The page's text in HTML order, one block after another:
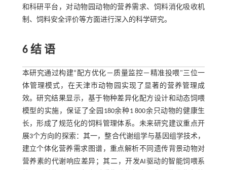
和科研平台，对动物园动物的营养需求、饲料消化吸收机
制、饲料安全评价等方面进行深入的科学研究。
6 结 语
本研究通过构建“配方优化－质量监控－精准投喂"三位一
体管理模式，在天津市动物园实现了显著的营养管理成
效。研究结果显示，基于物种差异化配方设计和动态饲喂
模型的实施，保证了全园180余种1 800余只动物的健康生
长，形成了规范化的饲料管理体系。未来研究建议重点开
展3个方向的探索：其一，整合代谢组学与基因组学技术，
建立个体化营养需求图谱，重点解析不同遗传背景动物对
营养素的代谢响应差异；其二，开发AI驱动的智能饲喂系